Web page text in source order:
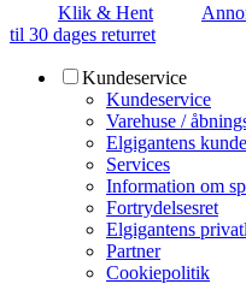
Klik & Hent
til 30 dages returret
Kundeservice
Kundeservice
Varehuse /
Elgigantens
Services
Information om
Fortrydelsesret
Elgigantens
Partner
Cookiepolitik